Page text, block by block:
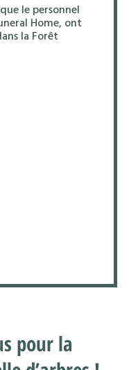
le personnel
Home, ont
la Forêt
pour la